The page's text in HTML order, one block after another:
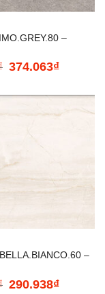
–
Giá
là:
374.063₫Giá
tại
–
Giá
290.938₫Giá